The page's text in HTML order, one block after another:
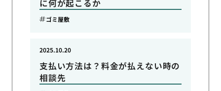
に何が起こるか
ゴミ屋敷
支払い方法は？料金が払えない時の
相談先
2025.10.20